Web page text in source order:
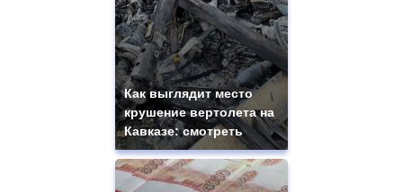
Как выглядит место
крушение вертолета на
Кавказе: смотреть